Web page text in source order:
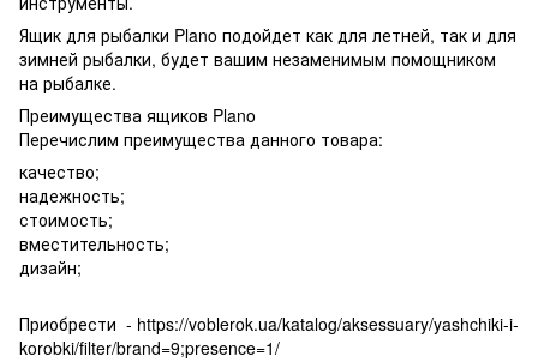
Ящик для рыбалки Plano подойдет как для летней, так и для
зимней рыбалки, будет вашим незаменимым помощником
на рыбалке.
Преимущества ящиков Plano
Перечислим преимущества данного товара:
качество;
надежность;
стоимость;
вместительность;
дизайн;
Приобрести - https://voblerok.ua/katalog/aksessuary/yashchiki-i-
korobki/filter/brand=9;presence=1/